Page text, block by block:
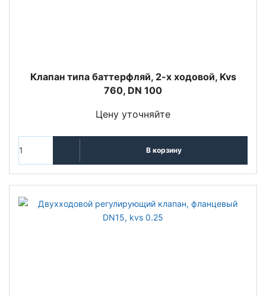
Клапан типа баттерфляй, 2-х ходовой, Kvs
760, DN 100
Цену уточняйте
В корзину